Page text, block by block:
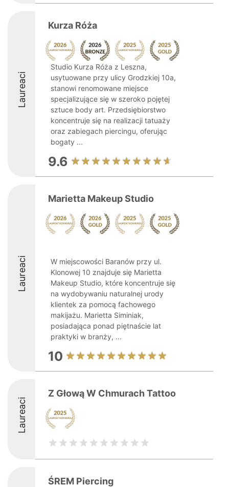
Laureaci
Kurza Róża
Studio Kurza Róża z Leszna,
usytuowane przy ulicy Grodzkiej 10a,
stanowi renomowane miejsce
specjalizujące się w szeroko pojętej
sztuce body art. Przedsiębiorstwo
koncentruje się na realizacji tatuaży
oraz zabiegach piercingu, oferując
bogaty ...
9.6
Laureaci
Marietta Makeup Studio
W miejscowości Baranów przy ul.
Klonowej 10 znajduje się Marietta
Makeup Studio, które koncentruje się
na wydobywaniu naturalnej urody
klientek za pomocą fachowego
makijażu. Marietta Siminiak,
posiadająca ponad piętnaście lat
praktyki w branży, ...
10
Laureaci
Z Głową W Chmurach Tattoo
ŚREM Piercing